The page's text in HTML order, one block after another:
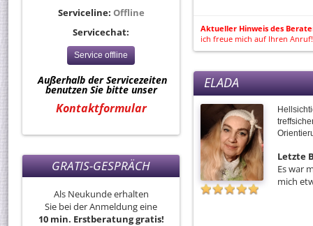
Serviceline: Offline
Servicechat:
Service offline
Außerhalb der Servicezeiten
benutzen Sie bitte unser
Kontaktformular
GRATIS-GESPRÄCH
Als Neukunde erhalten
Sie bei der Anmeldung eine
10 min. Erstberatung gratis!
Aktueller Hinweis des
ich freue mich auf Ihren Anruf!
ELADA
Letzte
Es war
mich